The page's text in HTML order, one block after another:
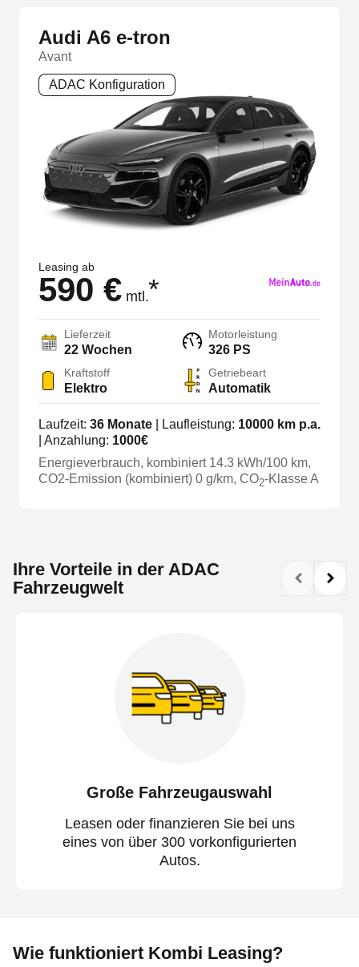
Audi A6 e-tron
Avant
ADAC Konfiguration
Leasing ab
590 € mtl.*
Lieferzeit
22 Wochen
Motorleistung
326 PS
Kraftstoff
Elektro
Getriebeart
Automatik
Laufzeit: 36 Monate | Laufleistung: 10000 km p.a.
| Anzahlung: 1000€
Energieverbrauch, kombiniert 14.3 kWh/100 km,
CO2-Emission (kombiniert) 0 g/km, CO2-KlasseA
Ihre Vorteile in der ADAC
Fahrzeugwelt
Große Fahrzeugauswahl
Leasen oder finanzieren Sie bei uns
eines von über 300 vorkonfigurierten
Autos.
Wie funktioniert Kombi Leasing?